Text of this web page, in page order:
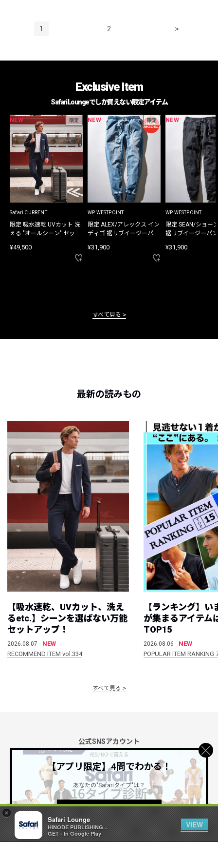
×
Safari Lounge
HINODE PUBLISHING ..
GET - In Google Play
VIEW
1 2 >
Exclusive Item
Safari Loungeでしか買えない限定アイテム
NEW 限定
Safari CURRENT
限定 吸水速乾 UVカット 洗
える "オールシーン" セット
¥49,500
NEW 限定
WP WESTPOINT
限定 ALEX/アレックス イン
ディゴ 裾リブイージーパン
¥31,900
NEW
WP WESTPOINT
限定 SEAN/ショー
裾リブイージーパ
¥31,900
すべて見る
最新の読みもの
【吸水速乾、UVカット、洗え
るetc.】シーンを選ばない万能
セットアップ！
2026.08.07
NEW
RECOMMEND ITEM vol.334
【ランキング】
が集まるアイテム
TOP15
2026.08.06
NEW
POPULAR ITEM
すべて見る
公式SNSアカウント
Safari Lounge アプリ
限定の機能もあるアプリでサクサクお買い物
【アプリ限定】4問でわかる！
あなたの"Safariタイプ"は？
詳しくはこちら ＞